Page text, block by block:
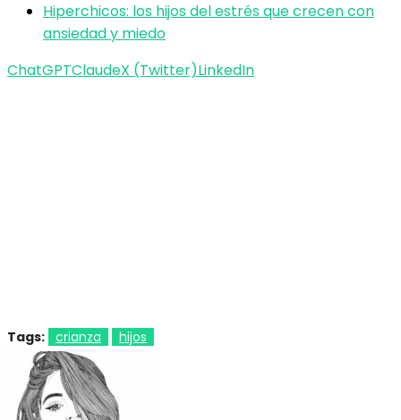
Hiperchicos: los hijos del estrés que crecen con
ansiedad y miedo
ChatGPTClaudeX (Twitter)LinkedIn
Tags: crianza hijos